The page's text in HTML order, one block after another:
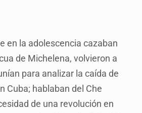
en la adolescencia cazaban
de Michelena, volvieron a
para analizar la caída de
Cuba; hablaban del Che
de una revolución en